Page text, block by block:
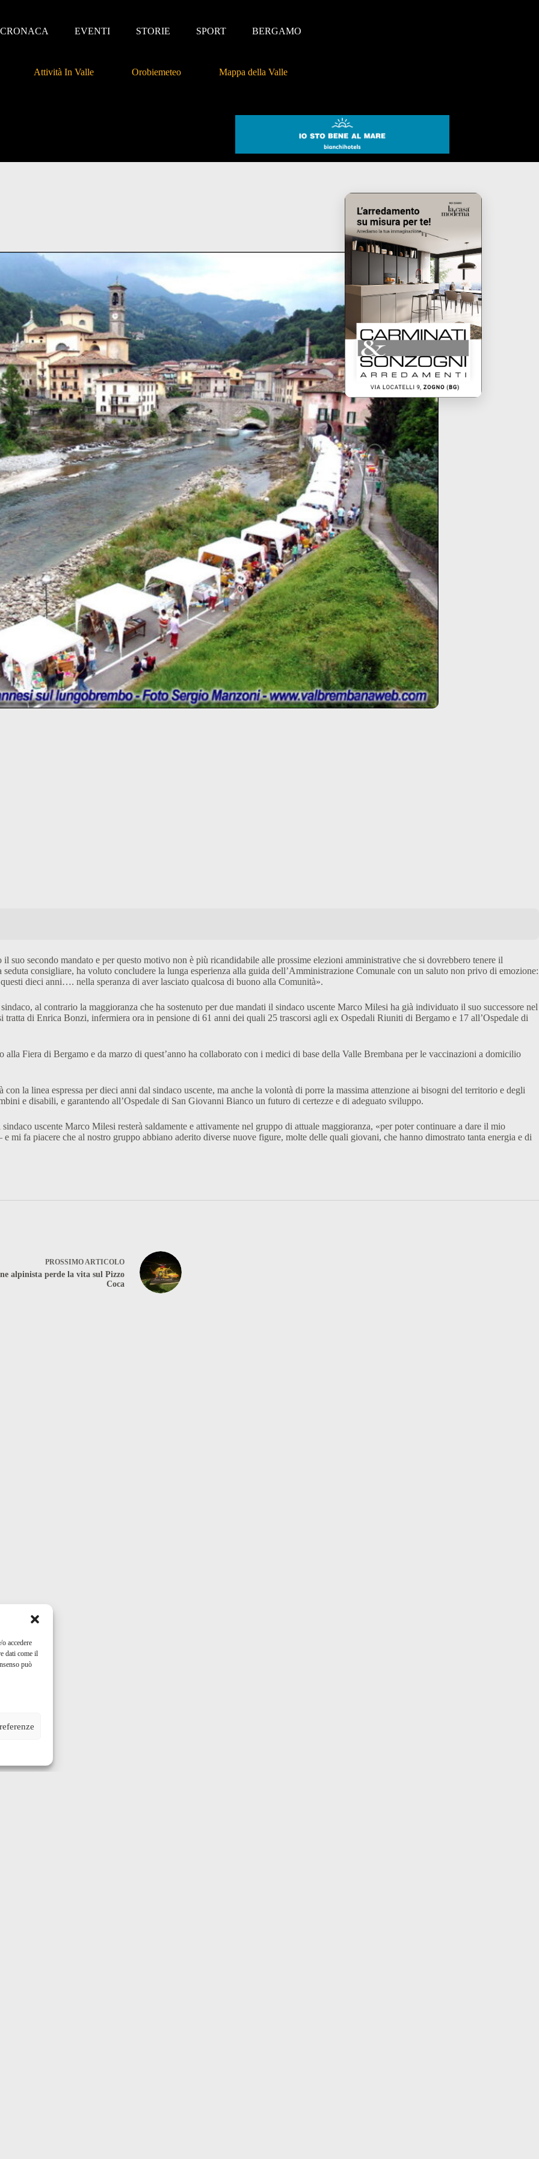
accedere
dati come il
può
CRONACA EVENTI STORIE SPORT BERGAMO
Attività In Valle Orobiemeteo Mappa della Valle
secondo mandato e per questo motivo non è più ricandidabile alle prossime elezioni amministrative che si dovrebbero tenere il
consigliare, ha voluto concludere la lunga esperienza alla guida dell’Amministrazione Comunale con un saluto non privo di emozione:
dieci anni…. nella speranza di aver lasciato qualcosa di buono alla Comunità».
al contrario la maggioranza che ha sostenuto per due mandati il sindaco uscente Marco Milesi ha già individuato il suo successore nel
tratta di Enrica Bonzi, infermiera ora in pensione di 61 anni dei quali 25 trascorsi agli ex Ospedali Riuniti di Bergamo e 17 all’Ospedale di
Fiera di Bergamo e da marzo di quest’anno ha collaborato con i medici di base della Valle Brembana per le vaccinazioni a domicilio
la linea espressa per dieci anni dal sindaco uscente, ma anche la volontà di porre la massima attenzione ai bisogni del territorio e degli
e disabili, e garantendo all’Ospedale di San Giovanni Bianco un futuro di certezze e di adeguato sviluppo.
uscente Marco Milesi resterà saldamente e attivamente nel gruppo di attuale maggioranza, «per poter continuare a dare il mio
mi fa piacere che al nostro gruppo abbiano aderito diverse nuove figure, molte delle quali giovani, che hanno dimostrato tanta energia e di
PROSSIMO ARTICOLO
alpinista perde la vita sul Pizzo
Coca